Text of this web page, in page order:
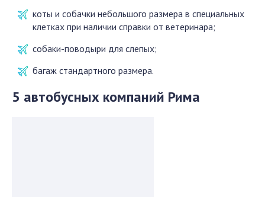
коты и собачки небольшого размера в специальных
клетках при наличии справки от ветеринара;
собаки-поводыри для слепых;
багаж стандартного размера.
5 автобусных компаний Рима